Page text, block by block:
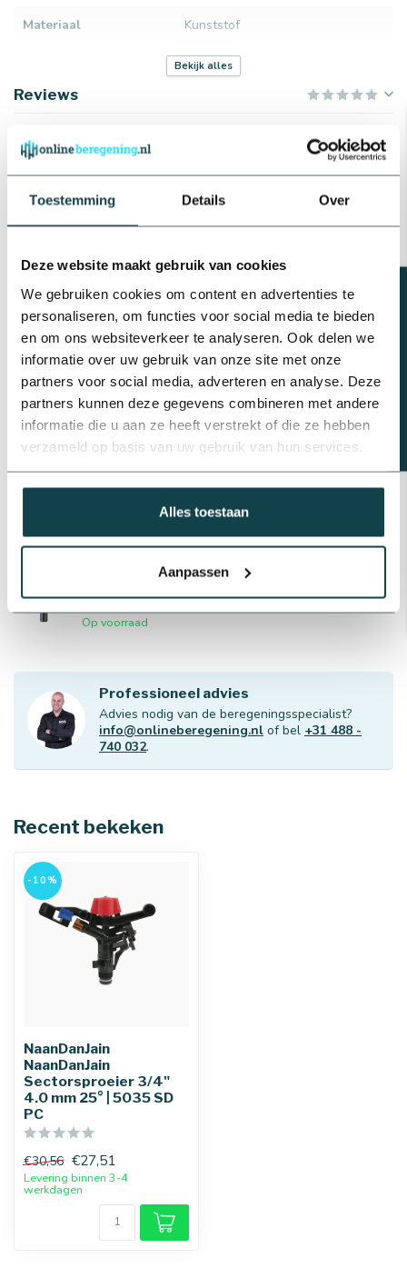
Toestemming Details Over
Deze website maakt gebruik van cookies
We gebruiken cookies om content en advertenties te
personaliseren, om functies voor social media te bieden
en om ons websiteverkeer te analyseren. Ook delen we
informatie over uw gebruik van onze site met onze
partners voor social media, adverteren en analyse. Deze
partners kunnen deze gegevens combineren met andere
informatie die u aan ze heeft verstrekt of die ze hebben
verzameld op basis van uw gebruik van hun services.
Alles toestaan
Aanpassen
Materiaal Kunststof
27 t/m 29 meter
Kleur
Bekijk alles
Reviews
Gerelateerde producten
Bonfix
Binnendraad x buitendraad
Op voorraad
NaanDanJain Sectorsproeier
messing ½" | type 423 WP
Op voorraad
€38,15
NaanDanJain 360°
type RC 130
€22,65
RainBird 3504-PC pop-up
Op voorraad
€11,77
Professioneel advies
Advies nodig van de beregeningsspecialist?
info@onlineberegening.nl of bel +31 488 -
740 032.
Recent bekeken
-10%
NaanDanJain
NaanDanJain
Sectorsproeier 3/4"
4.0 mm 25° | 5035 SD
PC
€30,56 €27,51
Levering binnen 3-4
werkdagen
Beregeningsplan?